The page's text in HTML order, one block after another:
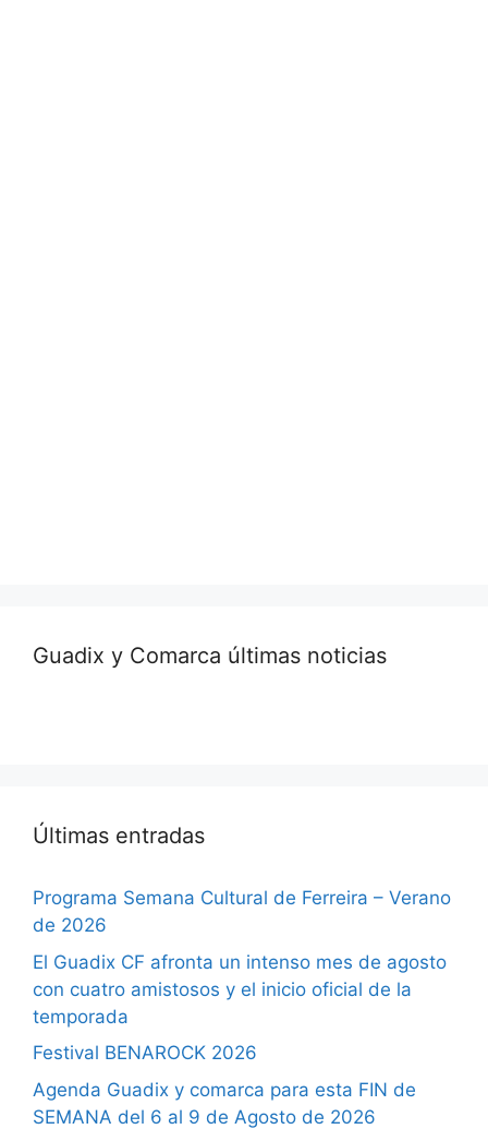
Guadix y Comarca últimas noticias
Últimas entradas
Programa Semana Cultural de Ferreira – Verano
de 2026
El Guadix CF afronta un intenso mes de agosto
con cuatro amistosos y el inicio oficial de la
temporada
Festival BENAROCK 2026
Agenda Guadix y comarca para esta FIN de
SEMANA del 6 al 9 de Agosto de 2026